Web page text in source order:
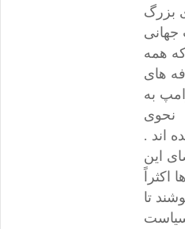
بزرگ
جهانی
که همه
های
به
نحوی
اند .
این
اکثراً
تا